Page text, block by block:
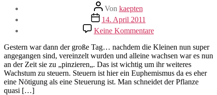
Beitragsautor
Von kaepten
Beitragsdatum
14. April 2011
Keine Kommentarezu
Kopf
ab
Gestern war dann der große Tag… nachdem die Kleinen nun super
angegangen sind, vereinzelt wurden und alleine wachsen war es nun
an der Zeit sie zu „pinzieren„. Das ist wichtig um ihr weiteres
Wachstum zu steuern. Steuern ist hier ein Euphemismus da es eher
eine Nötigung als eine Steuerung ist. Man schneidet der Pflanze
quasi […]